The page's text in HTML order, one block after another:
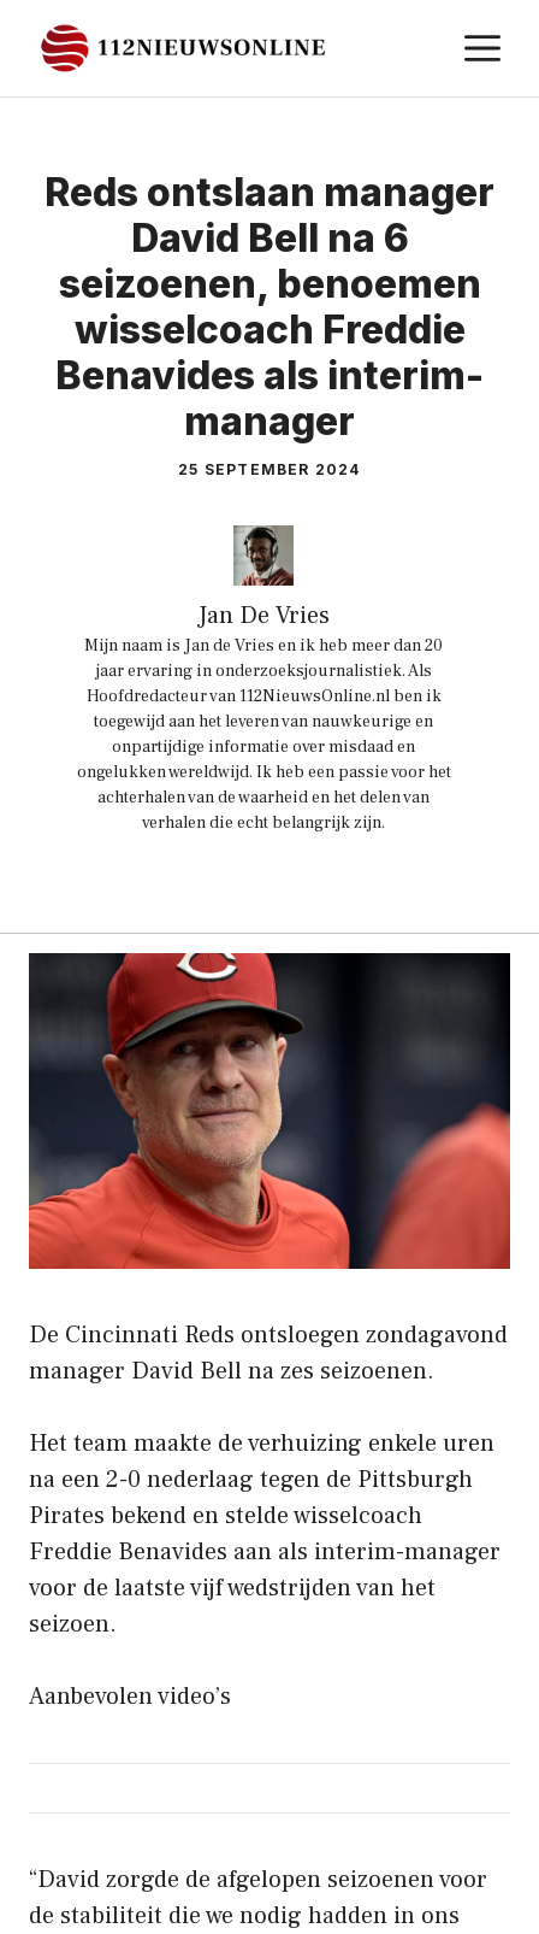
naar
de
Reds ontslaan manager
David Bell na 6
seizoenen, benoemen
wisselcoach Freddie
Benavides als interim-
manager
25 SEPTEMBER 2024
Jan De Vries
Mijn naam is Jan de Vries en ik heb meer dan 20
jaar ervaring in onderzoeksjournalistiek. Als
Hoofdredacteur van 112NieuwsOnline.nl ben ik
toegewijd aan het leveren van nauwkeurige en
onpartijdige informatie over misdaad en
ongelukken wereldwijd. Ik heb een passie voor het
achterhalen van de waarheid en het delen van
verhalen die echt belangrijk zijn.
De Cincinnati Reds ontsloegen zondagavond
manager David Bell na zes seizoenen.
Het team maakte de verhuizing enkele uren
na een 2-0 nederlaag tegen de Pittsburgh
Pirates bekend en stelde wisselcoach
Freddie Benavides aan als interim-manager
voor de laatste vijf wedstrijden van het
seizoen.
Aanbevolen video’s
“David zorgde de afgelopen seizoenen voor
de stabiliteit die we nodig hadden in ons